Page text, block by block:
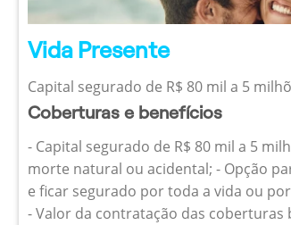
Vida Presente
Capital segurado de R$ 80 mil a 5
Coberturas e benefícios
- Capital segurado de R$ 80 mil a 5
morte natural ou acidental; - Opção
e ficar segurado por toda a vida ou
- Valor da contratação das coberturas